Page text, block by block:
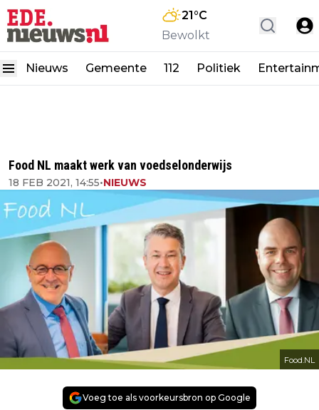
21°C
Bewolkt
Nieuws Gemeente 112 Politiek
Food NL maakt werk van voedselonderwijs
18 FEB 2021, 14:55•NIEUWS
Food.NL
Voeg toe als voorkeursbron op Google